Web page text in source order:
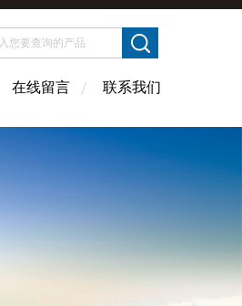
在线留言 联系我们